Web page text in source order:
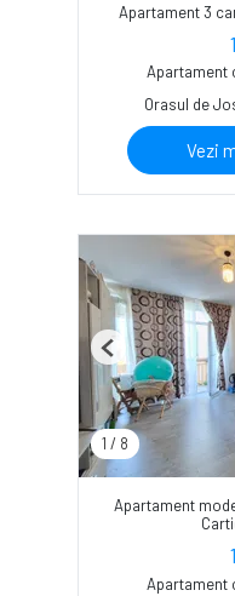
Apartament 3
Apartament
Orasul de
Vezi
1 / 8
Previous
Apartament
Apartament